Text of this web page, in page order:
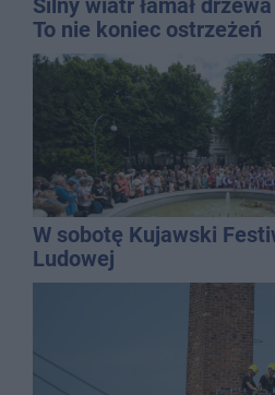
Silny wiatr łamał
To nie koniec ostrzeżeń
W sobotę Kujawski
Ludowej